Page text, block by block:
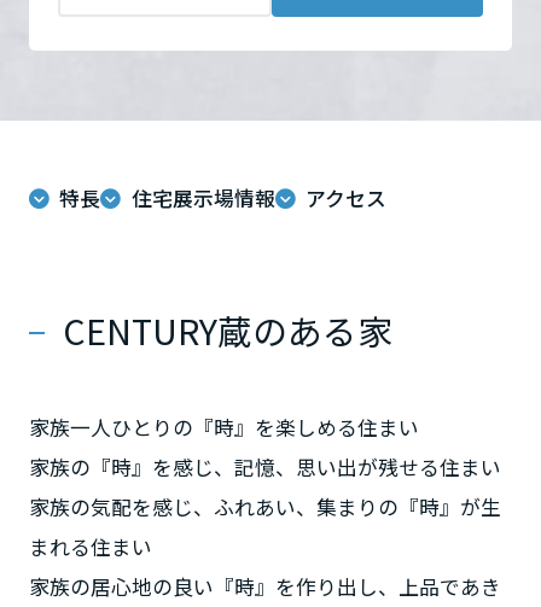
海外事業
特長 住宅展示場情報 アクセス
CENTURY蔵のある家
家族一人ひとりの『時』を楽しめる住まい
家族の『時』を感じ、記憶、思い出が残せる住まい
家族の気配を感じ、ふれあい、集まりの『時』が生
まれる住まい
家族の居心地の良い『時』を作り出し、上品であき
千葉県
新潟県
山梨県
来場予約する